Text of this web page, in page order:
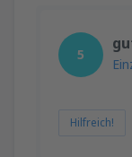
5
Hilfreich!